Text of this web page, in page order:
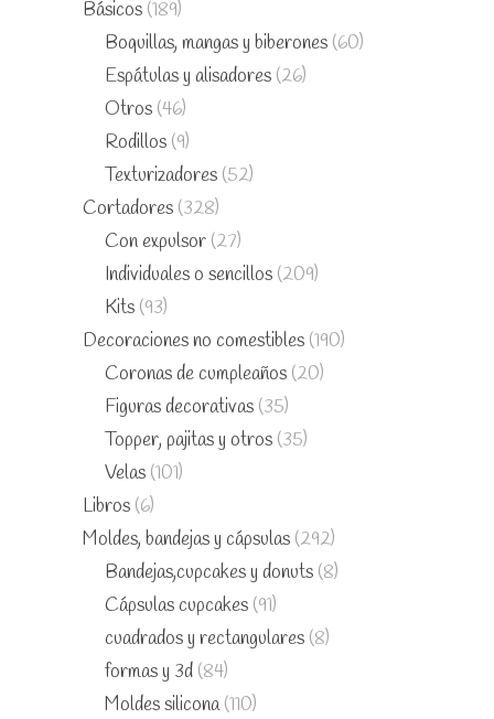
Básicos (189)
Boquillas, mangas y biberones (60)
Espátulas y alisadores (26)
Otros (46)
Rodillos (9)
Texturizadores (52)
Cortadores (328)
Con expulsor (27)
Individuales o sencillos (209)
Kits (93)
Decoraciones no comestibles (190)
Coronas de cumpleaños (20)
Figuras decorativas (35)
Topper, pajitas y otros (35)
Velas (101)
Libros (6)
Moldes, bandejas y cápsulas (292)
Bandejas,cupcakes y donuts (8)
Cápsulas cupcakes (91)
cuadrados y rectangulares (8)
formas y 3d (84)
Moldes silicona (110)